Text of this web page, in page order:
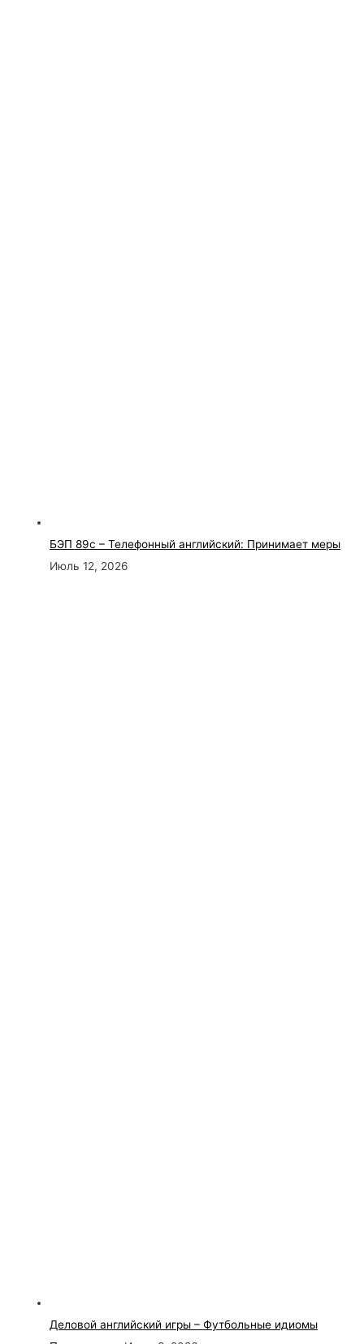
БЭП 89с – Телефонный английский: Принимает меры
Июль 12, 2026
Деловой английский игры – Футбольные идиомы